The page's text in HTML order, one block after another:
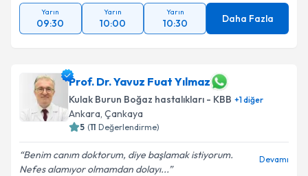
Yarın
09:30
Yarın
10:00
Yarın
10:30 Daha Fazla
Prof. Dr. Yavuz Fuat Yılmaz
Kulak Burun Boğaz hastalıkları - KBB +1diğer
Ankara, Çankaya
5 (11 Değerlendirme)
Benim canım doktorum, diye başlamak istiyorum.
Nefes alamıyor olmamdan dolayı...
Devamı